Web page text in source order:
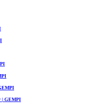
| GEMPI